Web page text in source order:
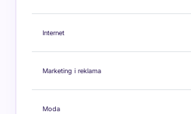
Internet
Marketing i reklama
Moda